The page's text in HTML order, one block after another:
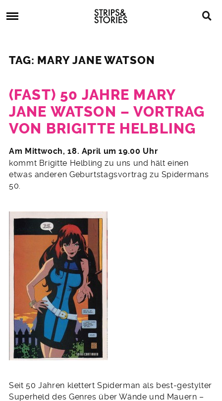
to
Strips
&
Stories
Comics,
TAG: MARY JANE WATSON
(FAST) 50 JAHRE MARY
JANE WATSON – VORTRAG
VON BRIGITTE HELBLING
11.
April
2012
Am Mittwoch, 18. April um 19.00 Uhr
kommt Brigitte Helbling zu uns und hält einen
etwas anderen Geburtstagsvortrag zu Spidermans
50.
Seit 50 Jahren klettert Spiderman als best-gestylter
Superheld des Genres über Wände und Mauern –